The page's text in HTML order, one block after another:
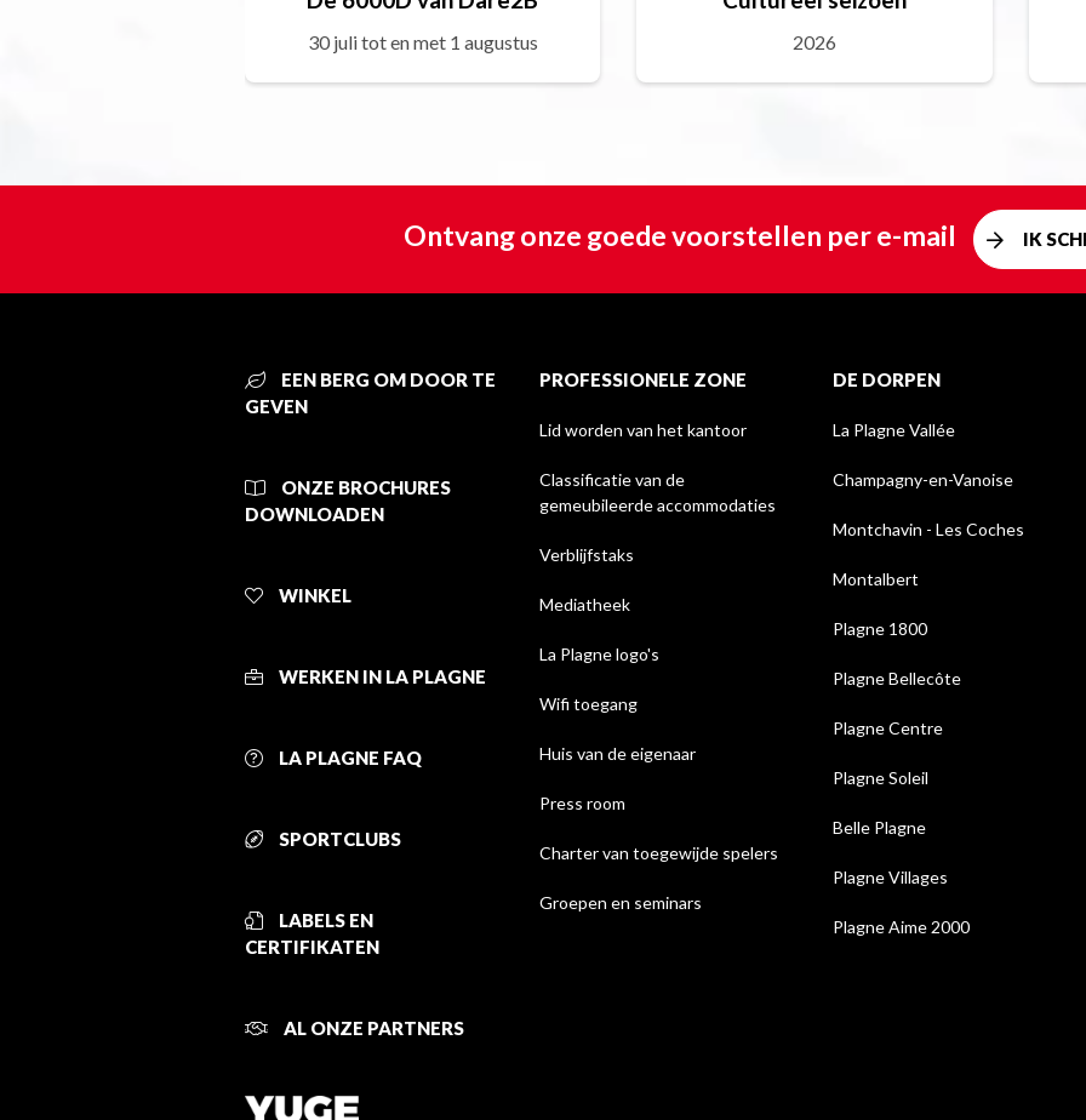
30 juli tot en met 1 augustus 2026
Ontvang onze goede voorstellen per e-mail IK
EEN BERG OM DOOR TE
GEVEN
ONZE BROCHURES
DOWNLOADEN
WINKEL
WERKEN IN LA PLAGNE
LA PLAGNE FAQ
SPORTCLUBS
LABELS EN
CERTIFIKATEN
AL ONZE PARTNERS
PROFESSIONELE ZONE
Lid worden van het kantoor
Classificatie van de
gemeubileerde accommodaties
Verblijfstaks
Mediatheek
La Plagne logo's
Wifi toegang
Huis van de eigenaar
Press room
Charter van toegewijde spelers
Groepen en seminars
DE DORPEN
La Plagne Vallée
Champagny-en-Vanoise
Montchavin - Les Coches
Montalbert
Plagne 1800
Plagne Bellecôte
Plagne Centre
Plagne Soleil
Belle Plagne
Plagne Villages
Plagne Aime 2000